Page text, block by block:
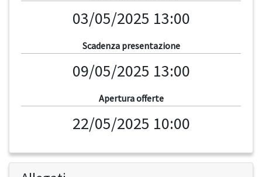
03/05/2025 13:00
Scadenza presentazione
09/05/2025 13:00
Apertura offerte
22/05/2025 10:00